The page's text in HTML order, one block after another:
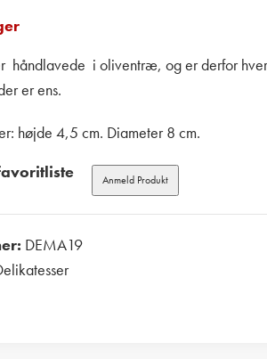
håndlavede i oliventræ, og er derfor
er ens.
højde 4,5 cm. Diameter 8 cm.
Anmeld Produkt
DEMA19